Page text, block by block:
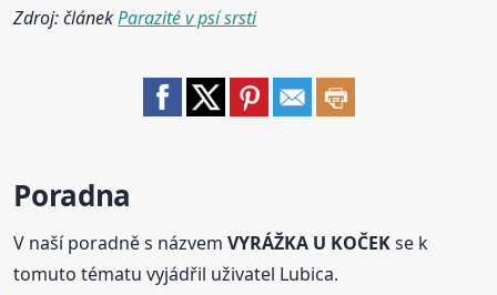
Zdroj: článekParazité v psí srsti
Poradna
V naší poradně s názvemVYRÁŽKA U KOČEKse k
tomuto tématu vyjádřil uživatel Lubica.